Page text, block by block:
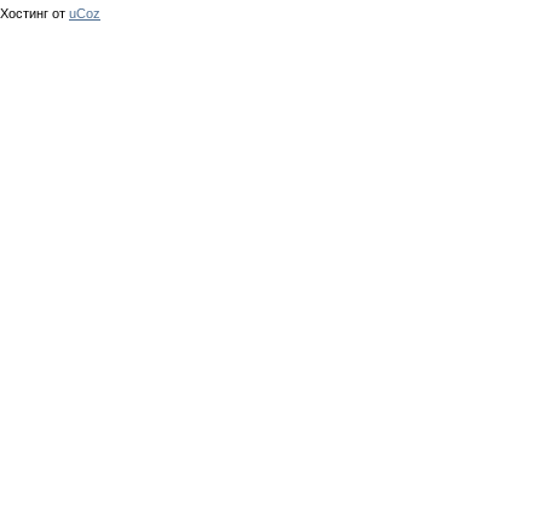
Хостинг от uCoz